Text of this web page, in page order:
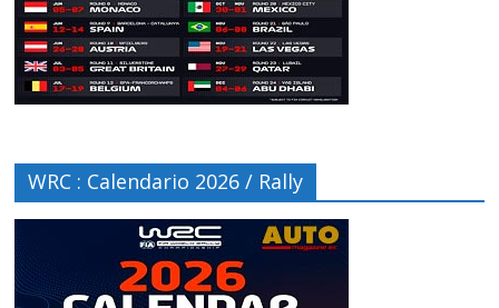
WRC : Calendario 2026 / Rally